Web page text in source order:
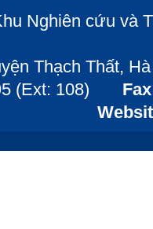
Nghiên cứu và
Thất, Hà
(Ext: 108)